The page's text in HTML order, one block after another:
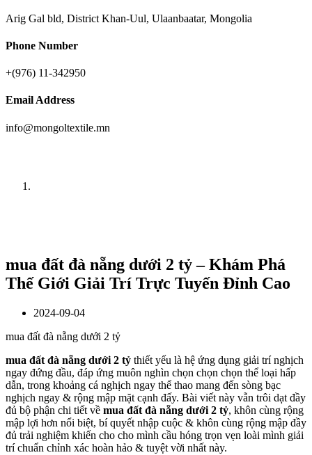
Arig Gal bld, District Khan-Uul, Ulaanbaatar, Mongolia
Phone Number
+(976) 11-342950
Email Address
info@mongoltextile.mn
mua đất đà nẵng dưới 2 tỷ – Khám Phá
Thế Giới Giải Trí Trực Tuyến Đỉnh Cao
2024-09-04
mua đất đà nẵng dưới 2 tỷ
mua đất đà nẵng dưới 2 tỷ thiết yếu là hệ ứng dụng giải trí nghịch
ngay đứng đầu, đáp ứng muôn nghìn chọn chọn chọn thể loại hấp
dẫn, trong khoảng cá nghịch ngay thể thao mang đến sòng bạc
nghịch ngay & rộng mập mặt cạnh đấy. Bài viết này vẫn trôi dạt đầy
đủ bộ phận chi tiết về mua đất đà nẵng dưới 2 tỷ, khôn cùng rộng
mập lợi hơn nổi biệt, bí quyết nhập cuộc & khôn cùng rộng mập đầy
đủ trải nghiệm khiến cho cho mình cầu hóng trọn vẹn loài mình giải
trí chuẩn chỉnh xác hoàn hảo & tuyệt vời nhất này.